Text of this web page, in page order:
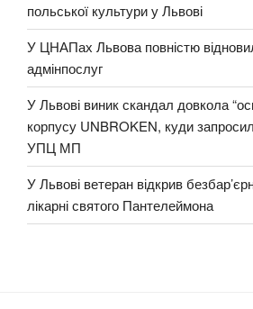
польської культури у Львові
У ЦНАПах Львова повністю
адмінпослуг
У Львові виник скандал довкола
корпусу UNBROKEN, куди
УПЦ МП
У Львові ветеран відкрив
лікарні святого Пантелеймона